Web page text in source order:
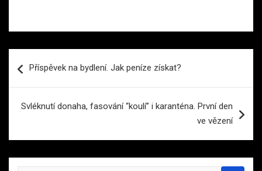
proPříspěvek na bydlení. Jak peníze získat?
Svléknutí donaha, fasování “koulí” i karanténa. První den
ve vězení